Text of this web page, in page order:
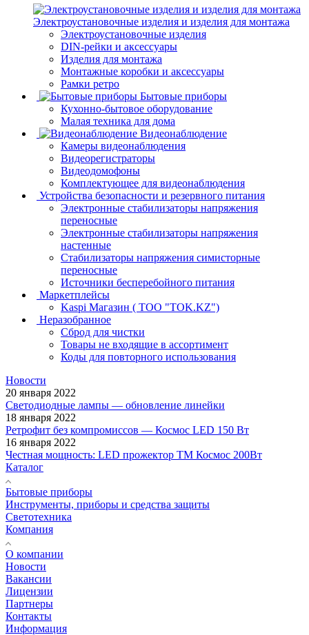
Электроустановочные изделия и изделия для монтажа
Электроустановочные изделия
DIN-рейки и аксессуары
Изделия для монтажа
Монтажные коробки и аксессуары
Рамки ретро
Бытовые приборы
Кухонно-бытовое оборудование
Малая техника для дома
Видеонаблюдение
Камеры видеонаблюдения
Видеорегистраторы
Видеодомофоны
Комплектующее для видеонаблюдения
Устройства безопасности и резервного питания
Электронные стабилизаторы напряжения
переносные
Электронные стабилизаторы напряжения
настенные
Стабилизаторы напряжения симисторные
переносные
Источники бесперебойного питания
Маркетплейсы
Kaspi Магазин ( ТОО "TOK.KZ")
Неразобранное
Сброд для чистки
Товары не входящие в ассортимент
Коды для повторного использования
Новости
20 января 2022
Светодиодные лампы — обновление линейки
18 января 2022
Ретрофит без компромиссов — Космос LED 150 Вт
16 января 2022
Честная мощность: LED прожектор ТМ Космос 200Вт
Каталог
Бытовые приборы
Инструменты, приборы и средства защиты
Светотехника
Компания
О компании
Новости
Вакансии
Лицензии
Партнеры
Контакты
Информация